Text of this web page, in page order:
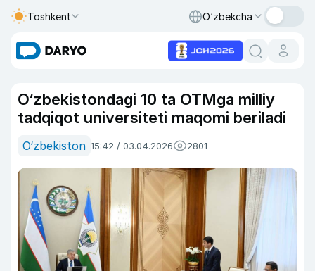
Toshkent O‘zbekcha
O‘zbekistondagi 10 ta OTMga milliy
tadqiqot universiteti maqomi beriladi
O‘zbekiston 15:42 / 03.04.2026 2801